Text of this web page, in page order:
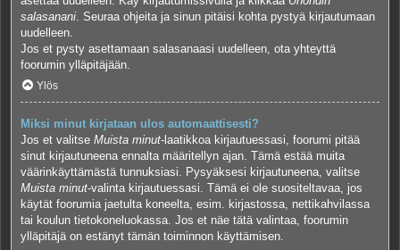
salasanani . Seuraa ohjeita ja sinun pitäisi kohta pystyä kirjautumaan
uudelleen.
Jos et pysty asettamaan salasanaasi uudelleen, ota yhteyttä
foorumin ylläpitäjään.
Ylös
Miksi minut kirjataan ulos automaattisesti?
Jos et valitse Muista minut-laatikkoa kirjautuessasi, foorumi pitää
sinut kirjautuneena ennalta määritellyn ajan. Tämä estää muita
väärinkäyttämästä tunnuksiasi. Pysyäksesi kirjautuneena, valitse
Muista minut-valinta kirjautuessasi. Tämä ei ole suositeltavaa, jos
käytät foorumia jaetulta koneelta, esim. kirjastossa, nettikahvilassa
tai koulun tietokoneluokassa. Jos et näe tätä valintaa, foorumin
ylläpitäjä on estänyt tämän toiminnon käyttämisen.